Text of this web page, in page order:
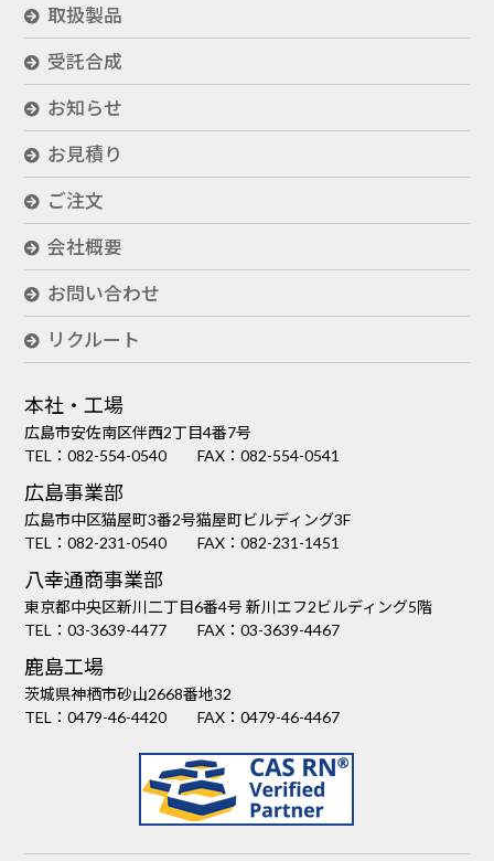
取扱製品
受託合成
お知らせ
お見積り
ご注文
会社概要
お問い合わせ
リクルート
本社・工場
広島市安佐南区伴西2丁目4番7号
TEL：082-554-0540 FAX：082-554-0541
広島事業部
広島市中区猫屋町3番2号猫屋町ビルディング3F
TEL：082-231-0540 FAX：082-231-1451
八幸通商事業部
東京都中央区新川二丁目6番4号 新川エフ2ビルディング5階
TEL：03-3639-4477 FAX：03-3639-4467
鹿島工場
茨城県神栖市砂山2668番地32
TEL：0479-46-4420 FAX：0479-46-4467